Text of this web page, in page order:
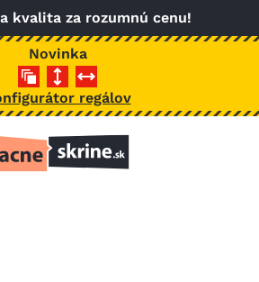
kvalita za rozumnú cenu!
Novinka
regálov